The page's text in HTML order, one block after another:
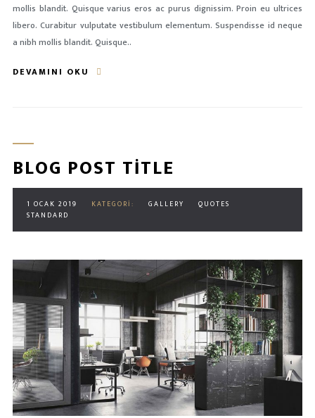
mollis blandit. Quisque varius eros ac purus dignissim. Proin eu ultrices
libero. Curabitur vulputate vestibulum elementum. Suspendisse id neque
a nibh mollis blandit. Quisque..
DEVAMINI OKU
BLOG POST TITLE
1 OCAK 2019 KATEGORI: GALLERY
QUOTES
STANDARD